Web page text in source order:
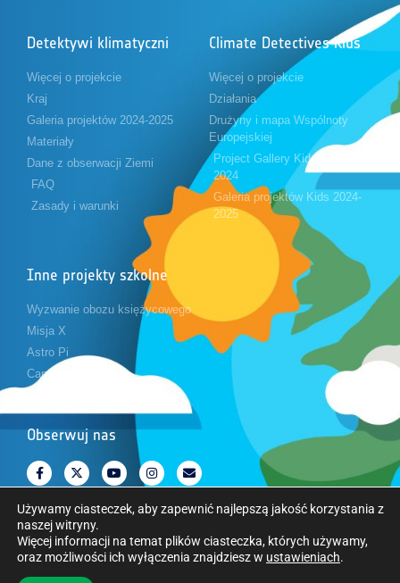
Detektywi klimatyczni
Więcej o projekcie
Kraj
Galeria projektów 2024-2025
Materiały
Dane z obserwacji Ziemi
FAQ
Zasady i warunki
Climate Detectives Kids
Więcej o projekcie
Działania
Drużyny i mapa Wspólnoty
Europejskiej
Project Gallery Kids 2023-
2024
Galeria projektów Kids 2024-
2025
Inne projekty szkolne
Wyzwanie obozu księżycowego
Misja X
Astro Pi
CanSat
Obserwuj nas
Copyright © Europejska Agencja Kosmiczna. Wszelkie prawa zastrzeżone.
Używamy ciasteczek, aby zapewnić najlepszą jakość korzystania z
naszej witryny.
Więcej informacji na temat plików ciasteczka, których używamy,
oraz możliwości ich wyłączenia znajdziesz w ustawieniach.